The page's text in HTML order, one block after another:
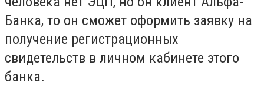
Банка, то он сможет оформить заявку на
получение регистрационных
свидетельств в личном кабинете этого
банка.